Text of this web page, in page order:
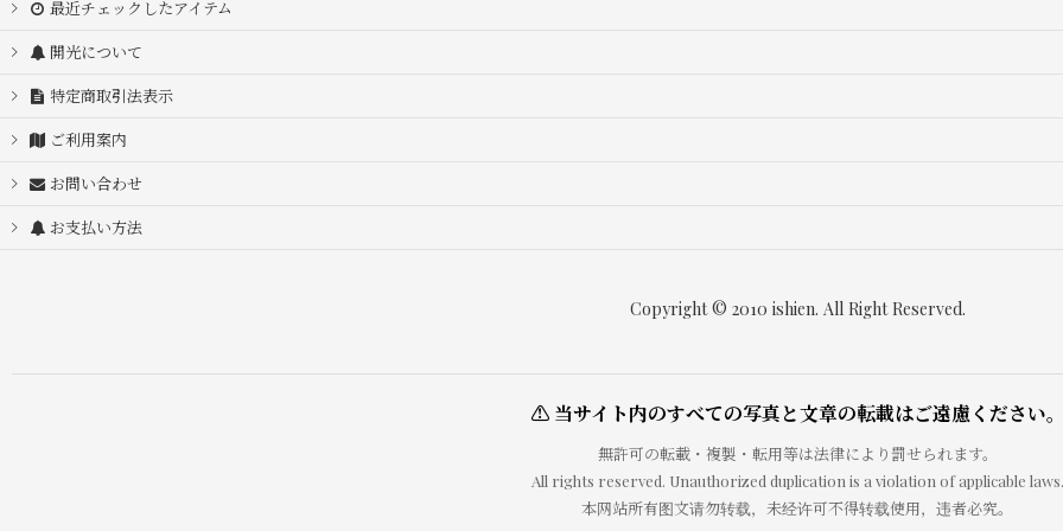
最近チェックしたアイテム
開光について
特定商取引法表示
ご利用案内
お問い合わせ
お支払い方法
Copyright © 2010 ishien. All Right Reserved.
⚠ 当サイト内のすべての写真と文章の転載はご遠慮ください
無許可の転載・複製・転用等は法律により罰せられます。
All rights reserved. Unauthorized duplication is a violation of applicable laws.
本网站所有图文请勿转载，未经许可不得转载使用，违者必究。